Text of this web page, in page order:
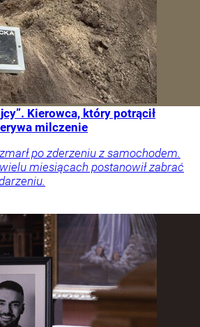
Kierowca, który potrącił
milczenie
po zderzeniu z samochodem.
miesiącach postanowił zabrać